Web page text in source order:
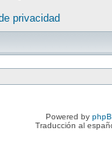
privacidad
Powered by
Traducción al